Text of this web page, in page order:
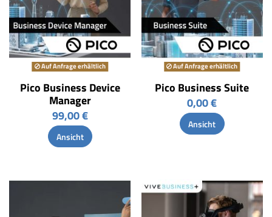
Auf Anfrage erhältlich
Pico Business Device
Manager
99,00 €
Ansicht
Auf Anfrage erhältlich
Pico Business Suite
0,00 €
Ansicht